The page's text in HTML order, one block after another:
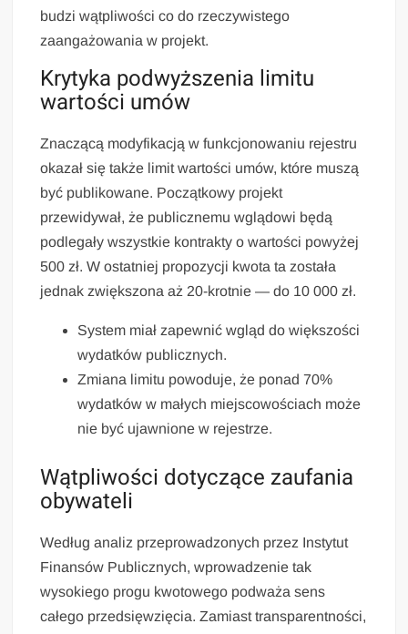
budzi wątpliwości co do rzeczywistego
zaangażowania w projekt.
Krytyka podwyższenia limitu
wartości umów
Znaczącą modyfikacją w funkcjonowaniu rejestru
okazał się także limit wartości umów, które muszą
być publikowane. Początkowy projekt
przewidywał, że publicznemu wglądowi będą
podlegały wszystkie kontrakty o wartości powyżej
500 zł. W ostatniej propozycji kwota ta została
jednak zwiększona aż 20-krotnie — do 10 000 zł.
System miał zapewnić wgląd do większości
wydatków publicznych.
Zmiana limitu powoduje, że ponad 70%
wydatków w małych miejscowościach może
nie być ujawnione w rejestrze.
Wątpliwości dotyczące zaufania
obywateli
Według analiz przeprowadzonych przez Instytut
Finansów Publicznych, wprowadzenie tak
wysokiego progu kwotowego podważa sens
całego przedsięwzięcia. Zamiast transparentności,